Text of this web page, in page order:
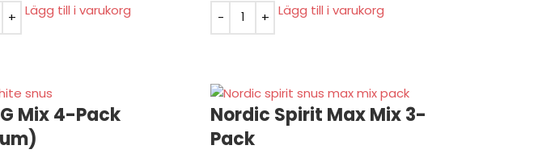
Lägg till i varukorg
Lägg till i varukorg
Mix 4-Pack
Nordic Spirit Max Mix 3-
Pack